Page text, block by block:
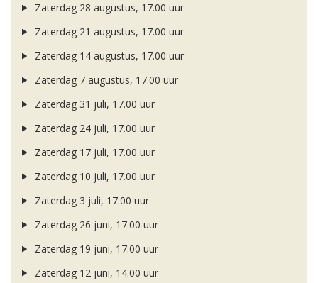
Zaterdag 28 augustus, 17.00 uur
Zaterdag 21 augustus, 17.00 uur
Zaterdag 14 augustus, 17.00 uur
Zaterdag 7 augustus, 17.00 uur
Zaterdag 31 juli, 17.00 uur
Zaterdag 24 juli, 17.00 uur
Zaterdag 17 juli, 17.00 uur
Zaterdag 10 juli, 17.00 uur
Zaterdag 3 juli, 17.00 uur
Zaterdag 26 juni, 17.00 uur
Zaterdag 19 juni, 17.00 uur
Zaterdag 12 juni, 14.00 uur